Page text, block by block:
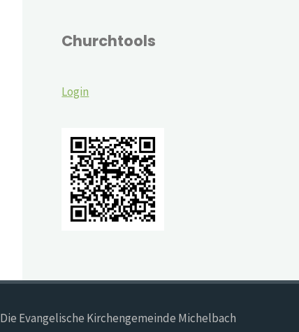
Churchtools
Login
Die Evangelische Kirchengemeinde Michelbach